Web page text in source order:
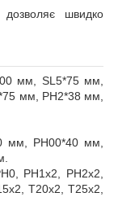
дозволяє швидко
мм, SL5*75 мм,
мм, PH2*38 мм,
мм, PH00*40 мм,
PH1х2, PH2х2,
T20х2, T25х2,